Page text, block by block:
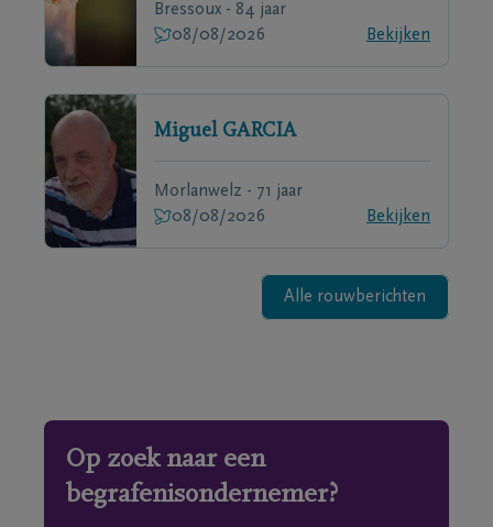
Bressoux - 84 jaar
08/08/2026
Bekijken
Miguel GARCIA
Morlanwelz - 71 jaar
08/08/2026
Bekijken
Alle rouwberichten
Op zoek naar een
begrafenisondernemer?